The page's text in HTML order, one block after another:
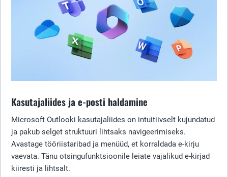
Kasutajaliides ja e-posti haldamine
Microsoft Outlooki kasutajaliides on intuitiivselt kujundatud
ja pakub selget struktuuri lihtsaks navigeerimiseks.
Avastage tööriistaribad ja menüüd, et korraldada e-kirju
vaevata. Tänu otsingufunktsioonile leiate vajalikud e-kirjad
kiiresti ja lihtsalt.